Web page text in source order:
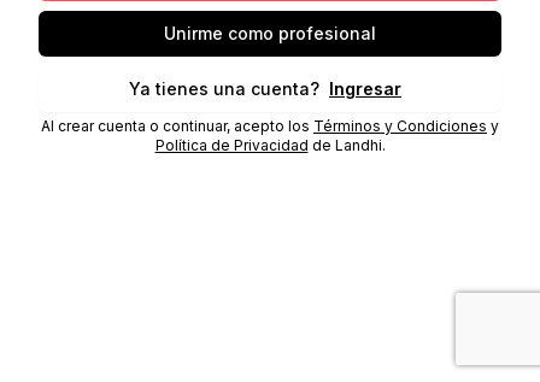
Unirme como profesional
Ya tienes una cuenta? Ingresar
Al crear cuenta o continuar, acepto los Términos y Condiciones y
Política de Privacidad de Landhi.